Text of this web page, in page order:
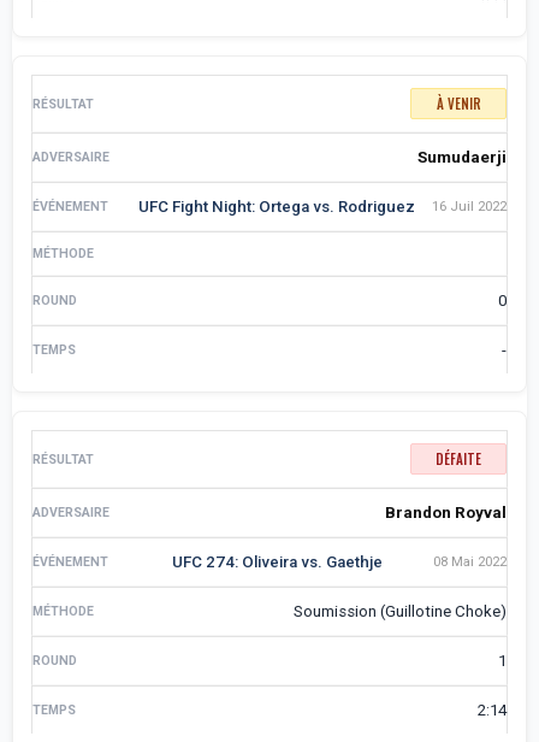
À VENIR
Sumudaerji
UFC Fight Night: Ortega vs. Rodriguez 16 Juil 2022
0
-
DÉFAITE
Brandon Royval
UFC 274: Oliveira vs. Gaethje 08 Mai 2022
Soumission (Guillotine Choke)
1
2:14